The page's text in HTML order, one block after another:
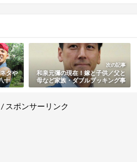
タや
十
次の記事
和泉元彌の現在！嫁と子供／父と
母など家族・ダブルブッキング事
件も総まとめ
/ スポンサーリンク